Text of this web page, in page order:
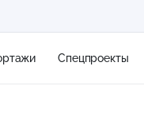
Спецпроекты